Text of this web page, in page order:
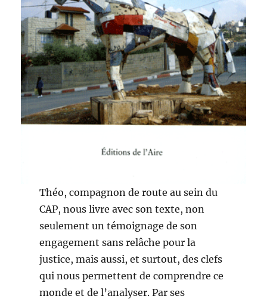
Théo, compagnon de route au sein du
CAP, nous livre avec son texte, non
seulement un témoignage de son
engagement sans relâche pour la
justice, mais aussi, et surtout, des clefs
qui nous permettent de comprendre ce
monde et de l’analyser. Par ses